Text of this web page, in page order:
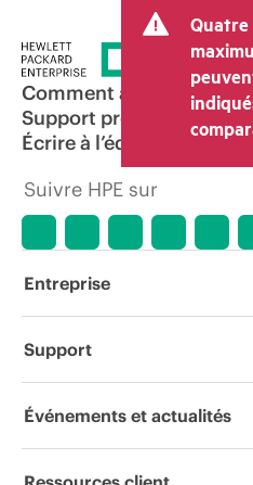
tels que la TVA ou
et les frais
transaction
peut varier par
revendeurs et au
Les prix indicatifs
offres
temps. HPE se
les prix à tout
l’arrêt d’un
période de
dans les publicités.
Comment acheter
Support produit
Écrire à l’équipe
Suivre HPE sur
Entreprise
À propos de HPE
Support
Services d’assistance
Événements et actualités
Événements